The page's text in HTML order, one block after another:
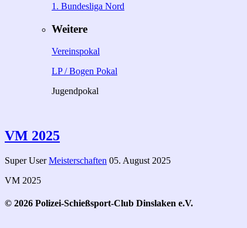
1. Bundesliga Nord
Weitere
Vereinspokal
LP / Bogen Pokal
Jugendpokal
VM 2025
Super User Meisterschaften 05. August 2025
VM 2025
© 2026 Polizei-Schießsport-Club Dinslaken e.V.